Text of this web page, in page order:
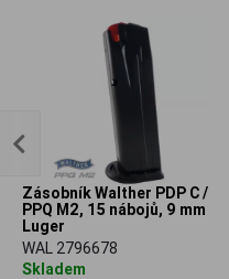
Zásobník Walther PDP C /
PPQ M2, 15 nábojů, 9 mm
Luger
WAL 2796678
Skladem